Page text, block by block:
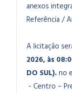
anexos
Referência /
A licitação
2026, às
DO SUL).no
- Centro –